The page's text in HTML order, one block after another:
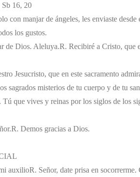
16, 20
con manjar de ángeles, les enviaste
los gustos.
de Dios. Aleluya.R. Recibiré a Cristo, que
Jesucristo, que en este sacramento
sagrados misterios de tu cuerpo y de tu
que vives y reinas por los siglos de los
R. Demos gracias a Dios.
auxilioR. Señor, date prisa en